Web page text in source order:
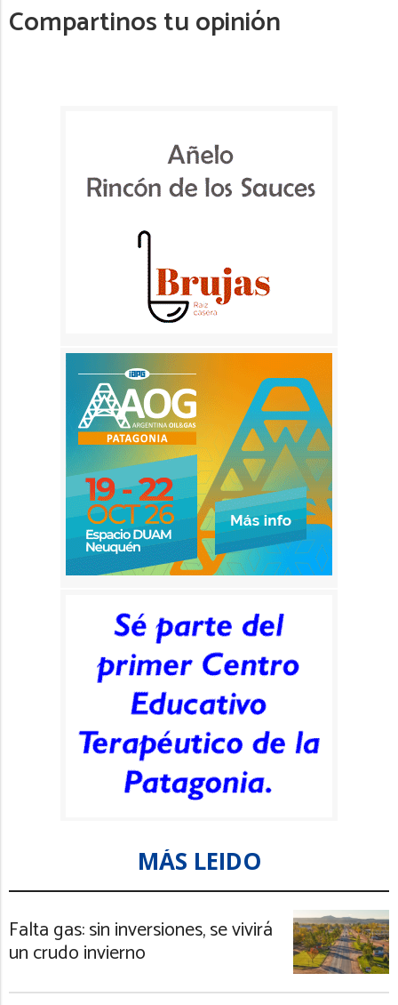
Compartinos tu opinión
MÁS LEIDO
Falta gas: sin inversiones, se vivirá
un crudo invierno